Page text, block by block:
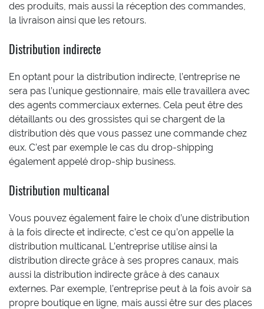
des produits, mais aussi la réception des commandes,
la livraison ainsi que les retours.
Distribution indirecte
En optant pour la distribution indirecte, l’entreprise ne
sera pas l’unique gestionnaire, mais elle travaillera avec
des agents commerciaux externes. Cela peut être des
détaillants ou des grossistes qui se chargent de la
distribution dès que vous passez une commande chez
eux. C’est par exemple le cas du drop-shipping
également appelé drop-ship business.
Distribution multicanal
Vous pouvez également faire le choix d’une distribution
à la fois directe et indirecte, c’est ce qu’on appelle la
distribution multicanal. L’entreprise utilise ainsi la
distribution directe grâce à ses propres canaux, mais
aussi la distribution indirecte grâce à des canaux
externes. Par exemple, l’entreprise peut à la fois avoir sa
propre boutique en ligne, mais aussi être sur des places